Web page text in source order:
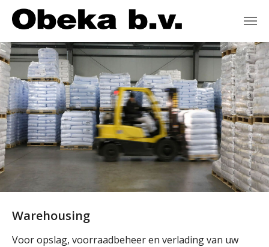
Spring naar hoofd-inhoud
Warehousing
Voor opslag, voorraadbeheer en verlading van uw